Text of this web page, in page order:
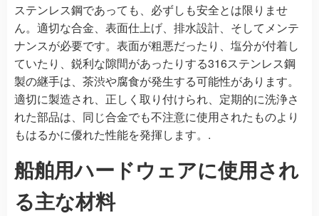
ステンレス鋼であっても、必ずしも安全とは限りませ
ん。適切な合金、表面仕上げ、排水設計、そしてメンテ
ナンスが必要です。表面が粗悪だったり、塩分が付着し
ていたり、鋭利な隙間があったりする316ステンレス鋼
製の継手は、茶渋や腐食が発生する可能性があります。
適切に製造され、正しく取り付けられ、定期的に洗浄さ
れた部品は、同じ合金でも不注意に使用されたものより
もはるかに優れた性能を発揮します。.
船舶用ハードウェアに使用され
る主な材料